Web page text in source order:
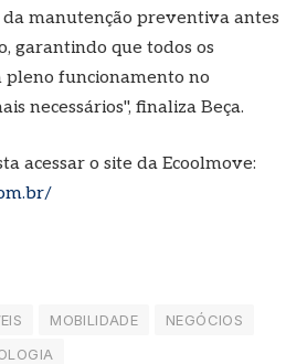
manutenção preventiva antes
garantindo que todos os
pleno funcionamento no
necessários", finaliza Beça.
acessar o site da Ecoolmove:
MOBILIDADE
NEGÓCIOS